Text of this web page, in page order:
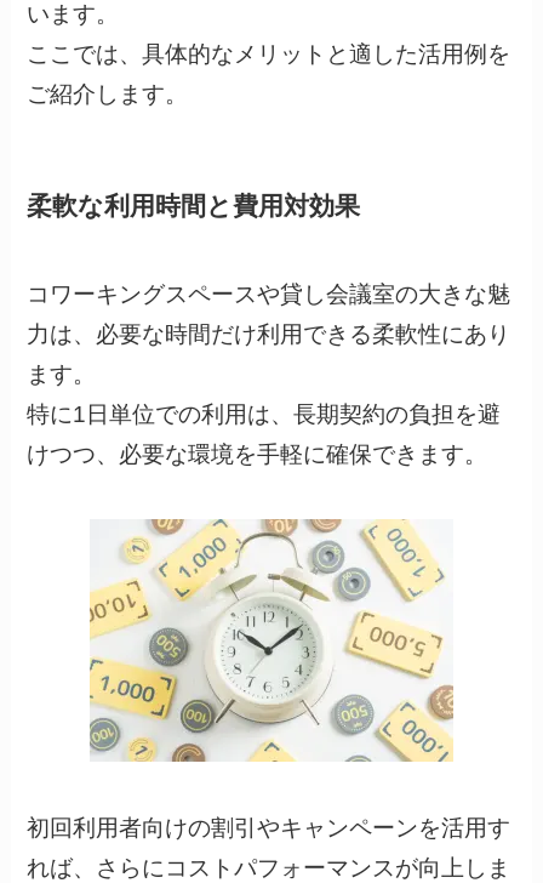
います。
ここでは、具体的なメリットと適した活用例を
ご紹介します。
柔軟な利用時間と費用対効果
コワーキングスペースや貸し会議室の大きな魅
力は、必要な時間だけ利用できる柔軟性にあり
ます。
特に1日単位での利用は、長期契約の負担を避
けつつ、必要な環境を手軽に確保できます。
初回利用者向けの割引やキャンペーンを活用す
れば、さらにコストパフォーマンスが向上しま